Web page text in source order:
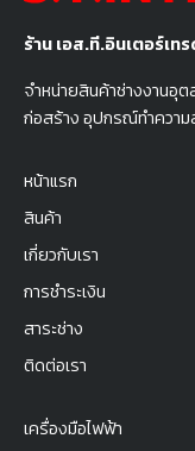
ร้าน เอส.ที.อินเตอร์เท
จำหน่ายสินค้าช่างงานอุ
ก่อสร้าง อุปกรณ์ทำความ
หน้าแรก
สินค้า
เกี่ยวกับเรา
การชำระเงิน
สาระช่าง
ติดต่อเรา
เครื่องมือไฟฟ้า